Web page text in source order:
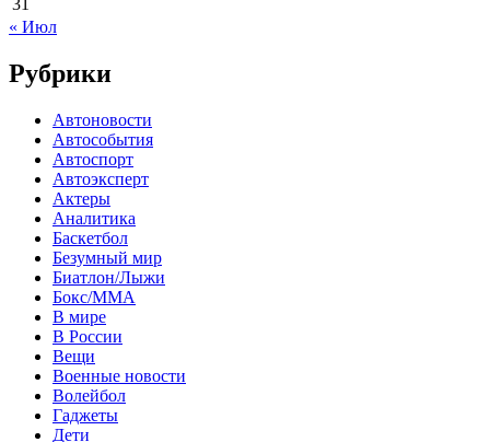
« Июл
Рубрики
Автоновости
Автособытия
Автоспорт
Автоэксперт
Актеры
Аналитика
Баскетбол
Безумный мир
Биатлон/Лыжи
Бокс/MMA
В мире
В России
Вещи
Военные новости
Волейбол
Гаджеты
Дети